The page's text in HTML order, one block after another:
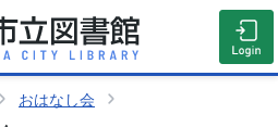
おはなし会